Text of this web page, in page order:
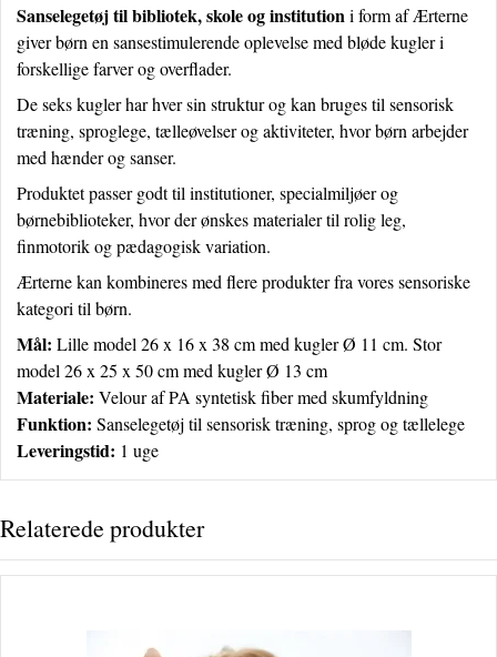
Sanselegetøj til bibliotek, skole og institutioni form af Ærterne
giver børn en sansestimulerende oplevelse med bløde kugler i
forskellige farver og overflader.
De seks kugler har hver sin struktur og kan bruges til sensorisk
træning, sproglege, tælleøvelser og aktiviteter, hvor børn arbejder
med hænder og sanser.
Produktet passer godt til institutioner, specialmiljøer og
børnebiblioteker, hvor der ønskes materialer til rolig leg,
finmotorik og pædagogisk variation.
Ærterne kan kombineres med flere produkter fra voressensoriske
kategori til børn.
Mål: Lille model 26 x 16 x 38 cm med kugler Ø 11 cm. Stor
model 26 x 25 x 50 cm med kugler Ø 13 cm
Materiale: Velour af PA syntetisk fiber med skumfyldning
Funktion: Sanselegetøj til sensorisk træning, sprog og tællelege
Leveringstid: 1 uge
Relaterede produkter